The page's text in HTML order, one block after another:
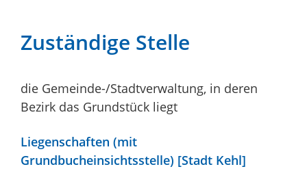
Zuständige Stelle
die Gemeinde-/Stadtverwaltung, in deren
Bezirk das Grundstück liegt
Liegenschaften (mit
Grundbucheinsichtsstelle) [Stadt Kehl]